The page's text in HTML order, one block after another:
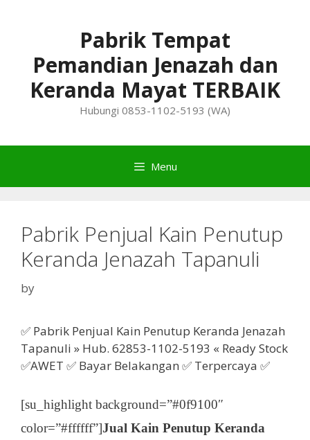
Pabrik Tempat
Pemandian Jenazah dan
Keranda Mayat TERBAIK
Hubungi 0853-1102-5193 (WA)
Menu
Pabrik Penjual Kain Penutup
Keranda Jenazah Tapanuli
by
✅ Pabrik Penjual Kain Penutup Keranda Jenazah
Tapanuli » Hub. 62853-1102-5193 « Ready Stock
✅AWET ✅ Bayar Belakangan ✅ Terpercaya ✅
[su_highlight background=”#0f9100″
color=”#ffffff”]Jual Kain Penutup Keranda